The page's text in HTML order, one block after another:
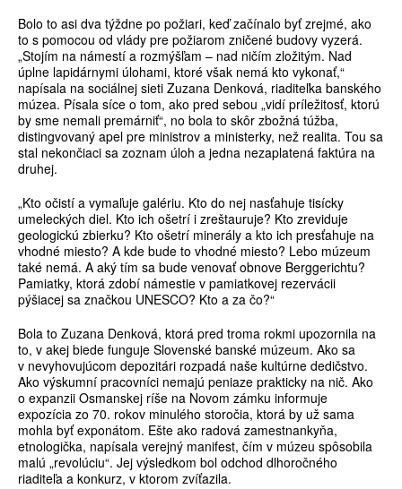
Bolo to asi dva týždne po požiari, keď začínalo byť zrejmé, ako
to s pomocou od vlády pre požiarom zničené budovy vyzerá.
„Stojím na námestí a rozmýšľam – nad ničím zložitým. Nad
úplne lapidárnymi úlohami, ktoré však nemá kto vykonať,“
napísala na sociálnej sieti Zuzana Denková, riaditeľka banského
múzea. Písala síce o tom, ako pred sebou „vidí príležitosť, ktorú
by sme nemali premárniť“, no bola to skôr zbožná túžba,
distingvovaný apel pre ministrov a ministerky, než realita. Tou sa
stal nekončiaci sa zoznam úloh a jedna nezaplatená faktúra na
druhej.
„Kto očistí a vymaľuje galériu. Kto do nej nasťahuje tisícky
umeleckých diel. Kto ich ošetrí i zreštauruje? Kto zreviduje
geologickú zbierku? Kto ošetrí minerály a kto ich presťahuje na
vhodné miesto? A kde bude to vhodné miesto? Lebo múzeum
také nemá. A aký tím sa bude venovať obnove Berggerichtu?
Pamiatky, ktorá zdobí námestie v pamiatkovej rezervácii
pýšiacej sa značkou UNESCO? Kto a za čo?“
Bola to Zuzana Denková, ktorá pred troma rokmi upozornila na
to, v akej biede funguje Slovenské banské múzeum. Ako sa
v nevyhovujúcom depozitári rozpadá naše kultúrne dedičstvo.
Ako výskumní pracovníci nemajú peniaze prakticky na nič. Ako
o expanzii Osmanskej ríše na Novom zámku informuje
expozícia zo 70. rokov minulého storočia, ktorá by už sama
mohla byť exponátom. Ešte ako radová zamestnankyňa,
etnologička, napísala verejný manifest, čím v múzeu spôsobila
malú „revolúciu“. Jej výsledkom bol odchod dlhoročného
riaditeľa a konkurz, v ktorom zvíťazila.